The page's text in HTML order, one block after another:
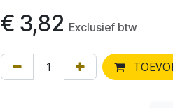
€ 3,82 Exclusief btw